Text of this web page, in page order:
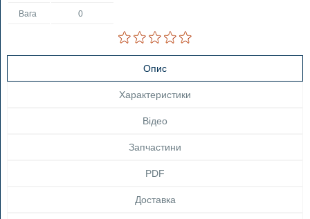
Вага 0
Опис
Характеристики
Відео
Запчастини
PDF
Доставка